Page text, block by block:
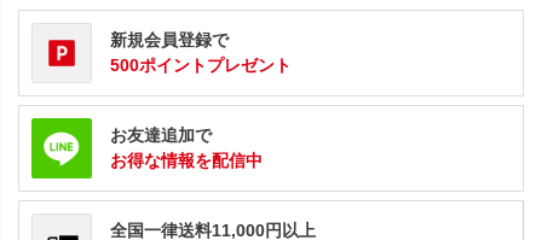
新規会員登録で
500ポイントプレゼント
お友達追加で
お得な情報を配信中
全国一律送料11,000円以上